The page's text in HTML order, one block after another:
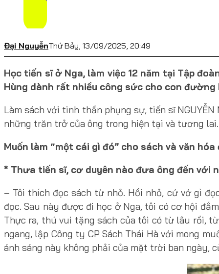
Đại NguyễnThứ Bảy, 13/09/2025, 20:49
Học tiến sĩ ở Nga, làm việc 12 năm tại Tập
Hùng dành rất nhiều công sức cho con đường
Làm sách với tinh thần phụng sự, tiến sĩ
những trăn trở của ông trong hiện tại và tương lai.
Muốn làm “một cái gì đó” cho sách và văn hóa
* Thưa tiến sĩ, cơ duyên nào đưa ông đến với
– Tôi thích đọc sách từ nhỏ. Hồi nhỏ, cứ vớ gì
đọc. Sau này được đi học ở Nga, tôi có cơ hội
Thực ra, thú vui tặng sách của tôi có từ lâu rồi,
ngang, lập Công ty CP Sách Thái Hà với mong
ánh sáng này không phải của mặt trời ban ngày,